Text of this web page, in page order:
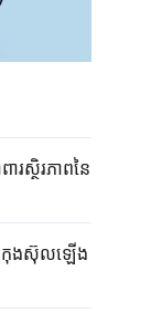
រស្ថិរភាពនៃ
កុងស៊ុលឡើង